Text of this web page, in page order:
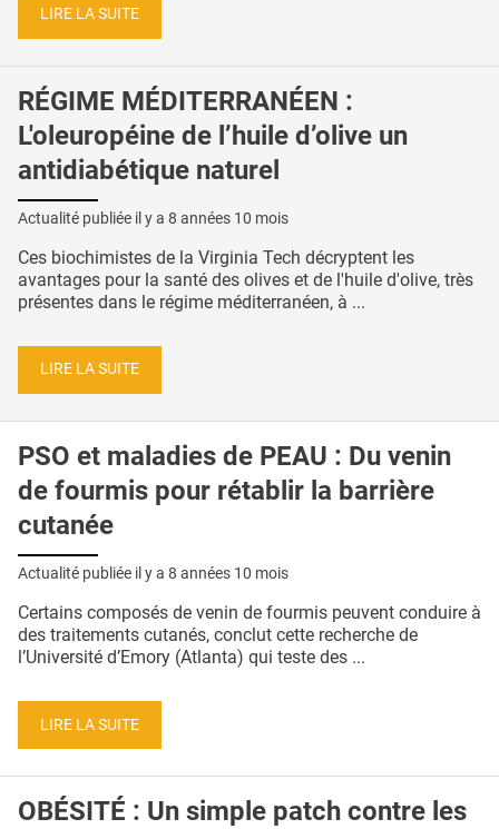
LIRE LA SUITE
RÉGIME MÉDITERRANÉEN :
L'oleuropéine de l’huile d’olive un
antidiabétique naturel
Actualité publiée il y a 8 années 10 mois
Ces biochimistes de la Virginia Tech décryptent les
avantages pour la santé des olives et de l'huile d'olive, très
présentes dans le régime méditerranéen, à ...
LIRE LA SUITE
PSO et maladies de PEAU : Du venin
de fourmis pour rétablir la barrière
cutanée
Actualité publiée il y a 8 années 10 mois
Certains composés de venin de fourmis peuvent conduire à
des traitements cutanés, conclut cette recherche de
l’Université d’Emory (Atlanta) qui teste des ...
LIRE LA SUITE
OBÉSITÉ : Un simple patch contre les